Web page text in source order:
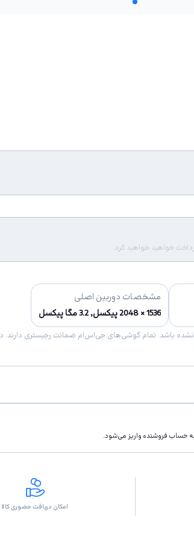
خواهید خواهید کرد.
مشخصات دوربین اصلی
1536 × 2048 پیکسل, 3.2 مگا پیکسل
به حساب فروشنده واريز مى‌شود.
امکان دریافت حضوری کالا